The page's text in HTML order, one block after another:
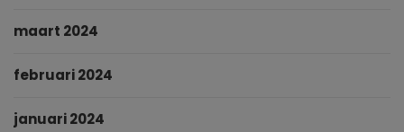
maart 2024
februari 2024
januari 2024